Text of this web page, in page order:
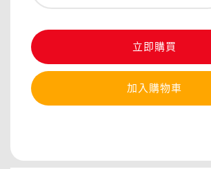
立即購買
加入購物車